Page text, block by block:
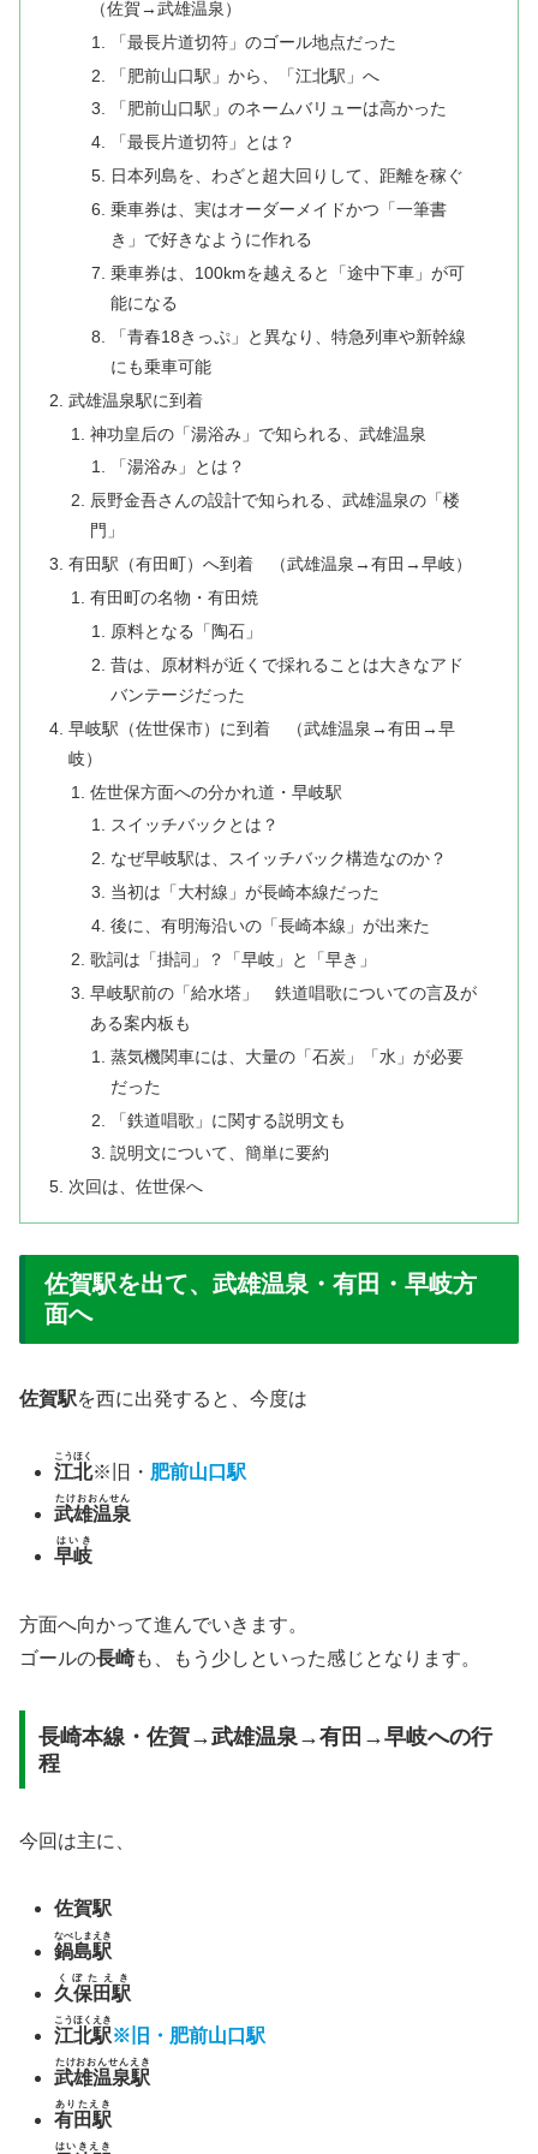
（佐賀→武雄温泉）
「最長片道切符」のゴール地点だった
「肥前山口駅」から、「江北駅」へ
「肥前山口駅」のネームバリューは高かった
「最長片道切符」とは？
日本列島を、わざと超大回りして、距離を稼ぐ
乗車券は、実はオーダーメイドかつ「一筆書
き」で好きなように作れる
乗車券は、100kmを越えると「途中下車」が可
能になる
「青春18きっぷ」と異なり、特急列車や新幹線
にも乗車可能
武雄温泉駅に到着
神功皇后の「湯浴み」で知られる、武雄温泉
「湯浴み」とは？
辰野金吾さんの設計で知られる、武雄温泉の「楼
門」
有田駅（有田町）へ到着 （武雄温泉→有田→早岐）
有田町の名物・有田焼
原料となる「陶石」
昔は、原材料が近くで採れることは大きなアド
バンテージだった
早岐駅（佐世保市）に到着 （武雄温泉→有田→早
岐）
佐世保方面への分かれ道・早岐駅
スイッチバックとは？
なぜ早岐駅は、スイッチバック構造なのか？
当初は「大村線」が長崎本線だった
後に、有明海沿いの「長崎本線」が出来た
歌詞は「掛詞」？「早岐」と「早き」
早岐駅前の「給水塔」 鉄道唱歌についての言及が
ある案内板も
蒸気機関車には、大量の「石炭」「水」が必要
だった
「鉄道唱歌」に関する説明文も
説明文について、簡単に要約
次回は、佐世保へ
佐賀駅を出て、武雄温泉・有田・早岐方
面へ
佐賀駅を西に出発すると、今度は
江北
こうほく
※旧・ 肥前山口駅
武雄温泉
たけおおんせん
早岐
はいき
方面へ向かって進んでいきます。
ゴールの長崎も、もう少しといった感じとなります。
長崎本線・佐賀→武雄温泉→有田→早岐への行
程
今回は主に、
佐賀駅
鍋島駅
なべしまえき
久保田駅
くぼたえき
江北駅
こうほくえき
※旧・肥前山口駅
武雄温泉駅
たけおおんせんえき
有田駅
ありたえき
はいきえき